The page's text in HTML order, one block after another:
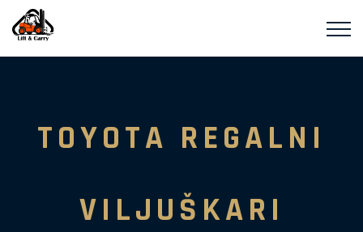
TOYOTA REGALNI
VILJUŠKARI